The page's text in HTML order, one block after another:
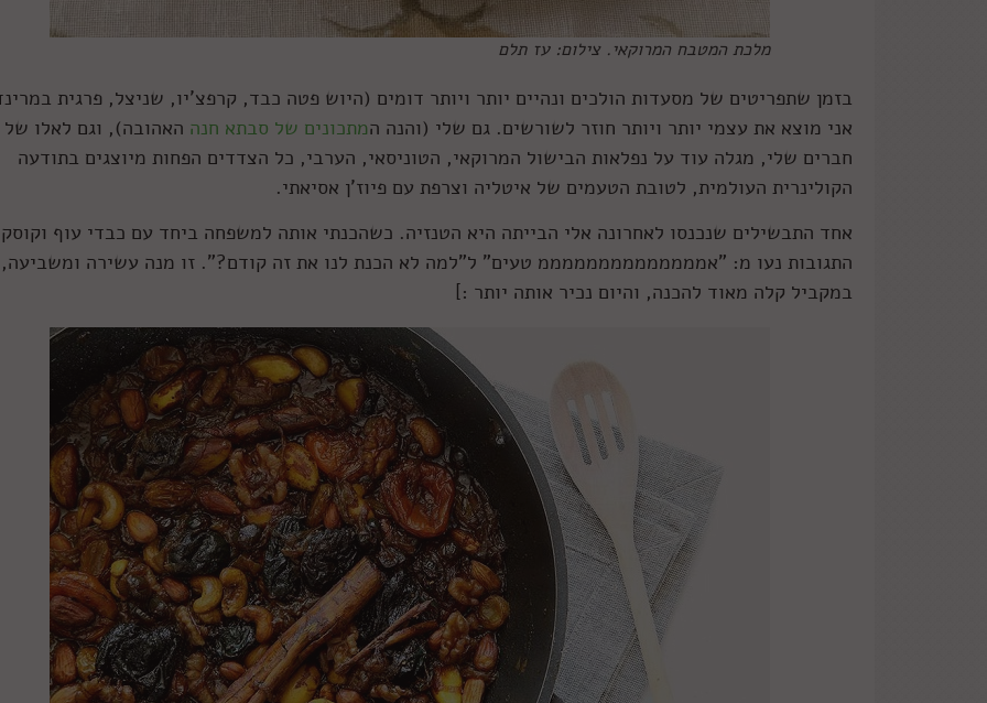
מלכת המטבח המרוקאי. צילום: עז תלם
בזמן שתפריטים של מסעדות הולכים ונהיים יותר ויותר דומים (היוש פטה כבד, קרפצ'יו, שניצל, פרגית
אני מוצא את עצמי יותר ויותר חוזר לשורשים. גם שלי (והנה המתכונים של סבתא חנה האהובה), וגם לאלו של
חברים שלי, מגלה עוד על נפלאות הבישול המרוקאי, הטוניסאי, הערבי, כל הצדדים הפחות מיוצגים בתודעה
הקולינרית העולמית, לטובת הטעמים של איטליה וצרפת עם פיוז'ן אסיאתי.
אחד התבשילים שנכנסו לאחרונה אלי הבייתה היא הטנזיה. כשהכנתי אותה למשפחה ביחד עם כבדי עוף
התגובות נעו מ: "אממממממממממממממ טעים" ל"למה לא הכנת לנו את זה קודם?". זו מנה עשירה
במקביל קלה מאוד להכנה, והיום נכיר אותה יותר :]